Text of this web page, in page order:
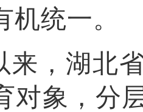
机统一。
来，湖北
对象，分